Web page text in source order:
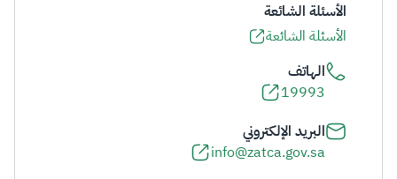
الأسئلة الشائعة
الأسئلة الشائعة
الهاتف
19993
البريد الإلكتروني
info@zatca.gov.sa